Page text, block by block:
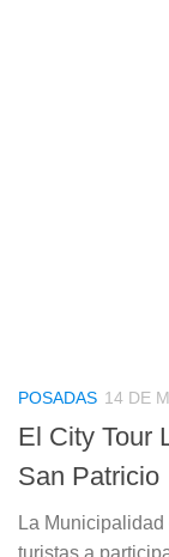
POSADAS 14 DE
El City Tour
San Patricio
La